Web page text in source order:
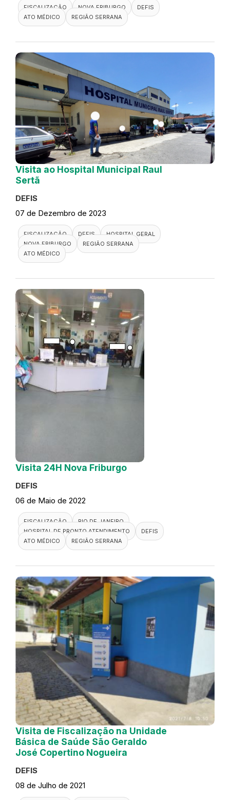
FISCALIZAÇÃO NOVA FRIBURGO
DEFIS
ATO MÉDICO
REGIÃO SERRANA
Visita ao Hospital Municipal Raul
Sertã
DEFIS
07 de Dezembro de 2023
FISCALIZAÇÃO DEFIS
HOSPITAL GERAL
NOVA FRIBURGO
REGIÃO SERRANA
ATO MÉDICO
Visita 24H Nova Friburgo
DEFIS
06 de Maio de 2022
FISCALIZAÇÃO
RIO DE JANEIRO
HOSPITAL DE PRONTO ATENDIMENTO
DEFIS
ATO MÉDICO
REGIÃO SERRANA
Visita de Fiscalização na Unidade
Básica de Saúde São Geraldo
José Copertino Nogueira
DEFIS
08 de Julho de 2021